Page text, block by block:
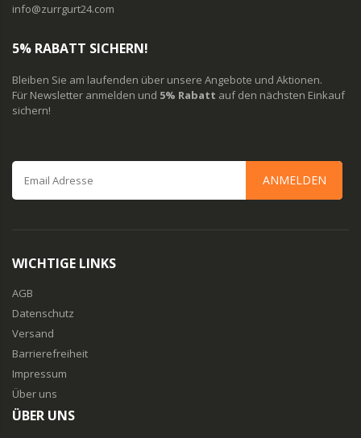
info@zurrgurt24.com
5% RABATT SICHERN!
Bleiben Sie am laufenden über unsere Angebote und Aktionen.
Für Newsletter anmelden und 5% Rabatt auf den nächsten Einkauf
sichern!
ANMELDEN
WICHTIGE LINKS
AGB
Datenschutz
Versand
Barrierefreiheit
Impressum
Über uns
ÜBER UNS